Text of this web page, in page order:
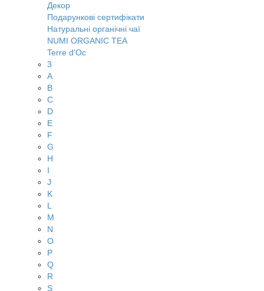
Декор
Подарункові сертифікати
Натуральні органічні чаї
NUMI ORGANIC TEA
Terre d'Oc
3
A
B
C
D
E
F
G
H
I
J
K
L
M
N
O
P
Q
R
S